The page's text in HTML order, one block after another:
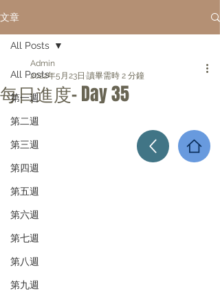
文章
All Posts
第一週
第二週
第三週
第四週
第五週
第六週
第七週
第八週
第九週
All Posts
每日進度- Day 35
Admin
2022年5月23日 讀畢需時 2 分鐘